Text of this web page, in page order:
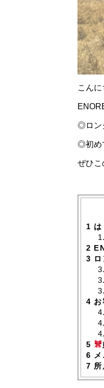
こんに
◎ロン
◎初め
ぜひこ
1
2
3
4
5
6
7